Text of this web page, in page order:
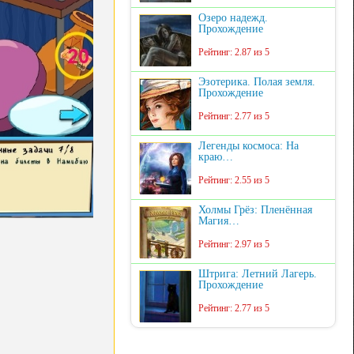
Озеро надежд.
Прохождение
Рейтинг: 2.87 из 5
Эзотерика. Полая земля.
Прохождение
Рейтинг: 2.77 из 5
Легенды космоса: На
краю…
Рейтинг: 2.55 из 5
Холмы Грёз: Пленённая
Магия…
Рейтинг: 2.97 из 5
Штрига: Летний Лагерь.
Прохождение
Рейтинг: 2.77 из 5